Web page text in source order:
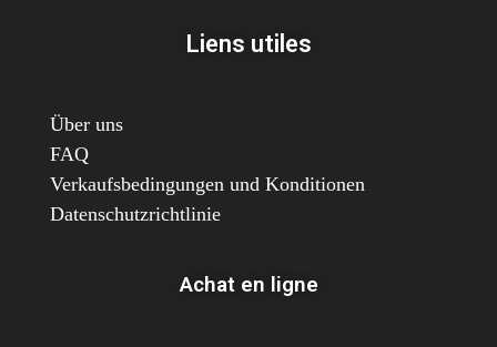
Liens utiles
Über uns
FAQ
Verkaufsbedingungen und Konditionen
Datenschutzrichtlinie
Achat en ligne